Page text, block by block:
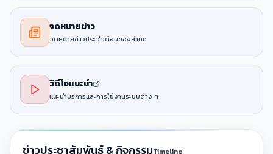
จดหมายข่าว
จดหมายข่าวประจำเดือนของสำนัก
วิดีโอแนะนำ
แนะนำบริการและการใช้งานระบบต่าง ๆ
ข่าวประชาสัมพันธ์ & กิจกรรมTimeline